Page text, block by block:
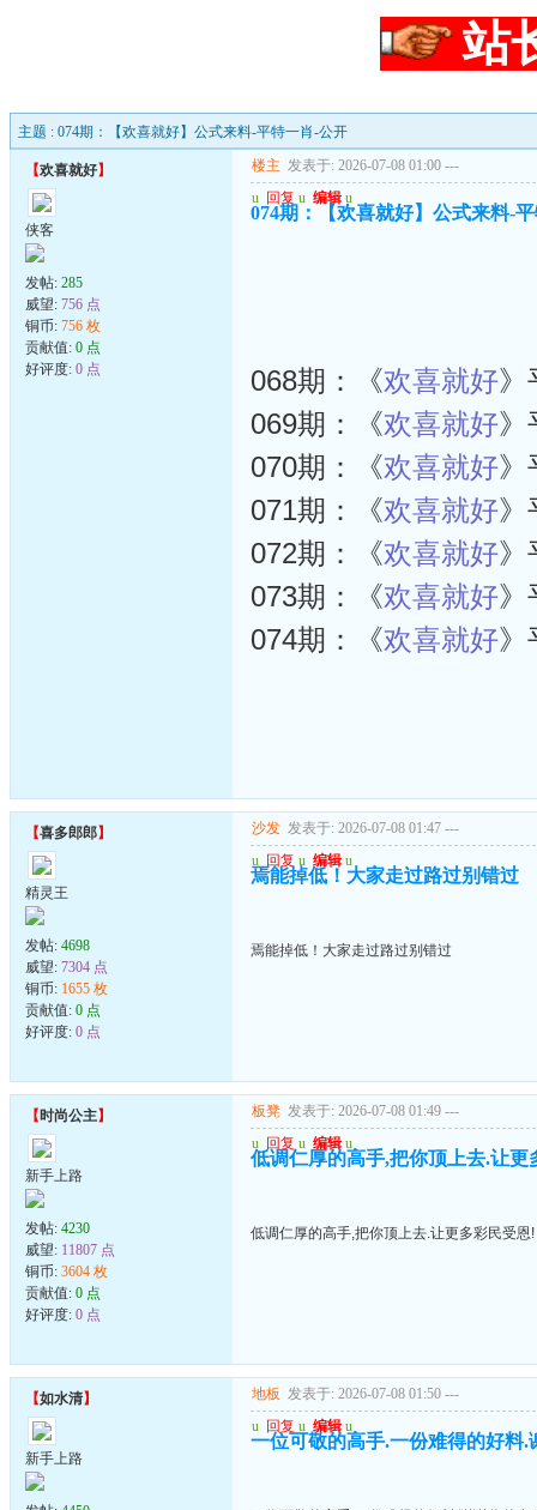
站
主题 : 074期：【欢喜就好】公式来料-平特一肖-公开
【欢喜就好】
侠客
发帖: 285
威望: 756 点
铜币: 756 枚
贡献值: 0 点
好评度: 0 点
楼主 发表于: 2026-07-08 01:00 ---
u 回复 u 编辑 u
074期：【欢喜就好】公式来料-
068期：《欢喜就好》
069期：《欢喜就好》
070期：《欢喜就好》
071期：《欢喜就好》
072期：《欢喜就好》
073期：《欢喜就好》
074期：《欢喜就好》
【喜多郎郎】
精灵王
发帖: 4698
威望: 7304 点
铜币: 1655 枚
贡献值: 0 点
好评度: 0 点
沙发 发表于: 2026-07-08 01:47 ---
u 回复 u 编辑 u
焉能掉低！大家走过路过别错过
焉能掉低！大家走过路过别错过
【时尚公主】
新手上路
发帖: 4230
威望: 11807 点
铜币: 3604 枚
贡献值: 0 点
好评度: 0 点
板凳 发表于: 2026-07-08 01:49 ---
u 回复 u 编辑 u
低调仁厚的高手,把你顶上去.让更
低调仁厚的高手,把你顶上去.让更多彩民受恩!
【如水清】
新手上路
地板 发表于: 2026-07-08 01:50 ---
u 回复 u 编辑 u
一位可敬的高手.一份难得的好料.